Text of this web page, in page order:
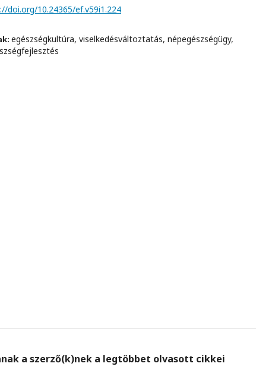
doi.org/10.24365/ef.v59i1.224
egészségkultúra, viselkedésváltoztatás, népegészségügy,
a szerző(k)nek a legtöbbet olvasott cikkei